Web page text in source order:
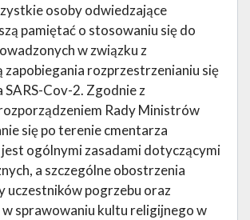
osoby odwiedzające
pamiętać o stosowaniu się do
w związku z
zapobiegania rozprzestrzenianiu się
Cov-2. Zgodnie z
Rady Ministrów
się po terenie cmentarza
ogólnymi zasadami dotyczącymi
a szczególne obostrzenia
uczestników pogrzebu oraz
sprawowaniu kultu religijnego w